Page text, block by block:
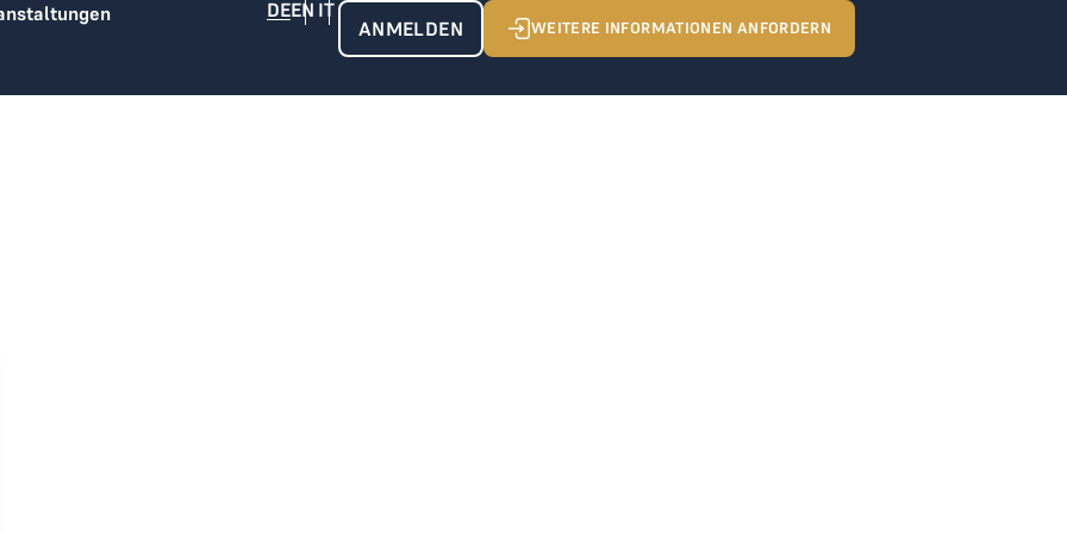
ANMELDEN WEITERE INFORMATIONEN ANFORDERN